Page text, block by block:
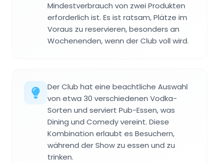
Mindestverbrauch von zwei Produkten
erforderlich ist. Es ist ratsam, Plätze im
Voraus zu reservieren, besonders an
Wochenenden, wenn der Club voll wird.
Der Club hat eine beachtliche Auswahl
von etwa 30 verschiedenen Vodka-
Sorten und serviert Pub-Essen, was
Dining und Comedy vereint. Diese
Kombination erlaubt es Besuchern,
während der Show zu essen und zu
trinken.